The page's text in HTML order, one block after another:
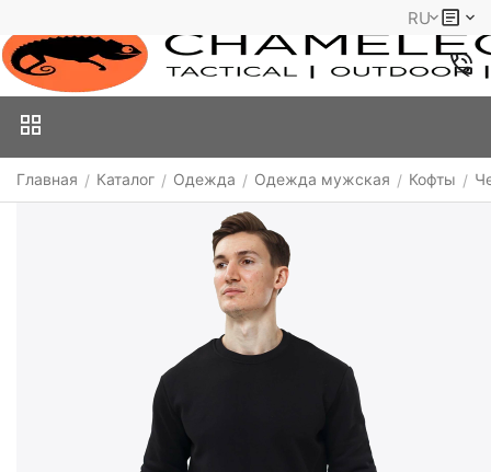
RU
Главная / Каталог / Одежда / Одежда мужская / Кофты /